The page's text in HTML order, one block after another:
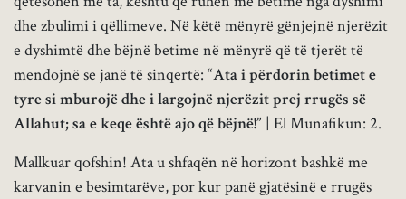
dhe zbulimi i qëllimeve. Në këtë mënyrë gënjejnë njerëzit
e dyshimtë dhe bëjnë betime në mënyrë që të tjerët të
mendojnë se janë të sinqertë: “Ata i përdorin betimet e
tyre si mburojë dhe i largojnë njerëzit prej rrugës së
Allahut; sa e keqe është ajo që bëjnë!” | El Munafikun: 2.
Mallkuar qofshin! Ata u shfaqën në horizont bashkë me
karvanin e besimtarëve, por kur panë gjatësinë e rrugës